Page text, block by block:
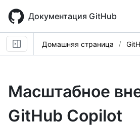
main
content
Документация GitHub
Домашняя страница
Масштабное
GitHub Copilot